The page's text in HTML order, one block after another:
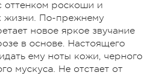
оттенком роскоши и
жизни. По-прежнему
новое яркое звучание
в основе. Настоящего
ему ноты кожи, черного
мускуса. Не отстает от